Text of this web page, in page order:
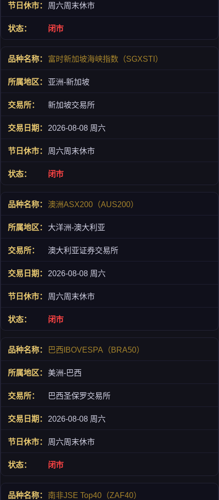
周六周末休市
闭市
富时新加坡海峡指数（SGXSTI）
亚洲-新加坡
新加坡交易所
2026-08-08 周六
周六周末休市
闭市
澳洲ASX200（AUS200）
大洋洲-澳大利亚
澳大利亚证券交易所
2026-08-08 周六
周六周末休市
闭市
巴西IBOVESPA（BRA50）
美洲-巴西
巴西圣保罗交易所
2026-08-08 周六
周六周末休市
闭市
南非JSE Top40（ZAF40）